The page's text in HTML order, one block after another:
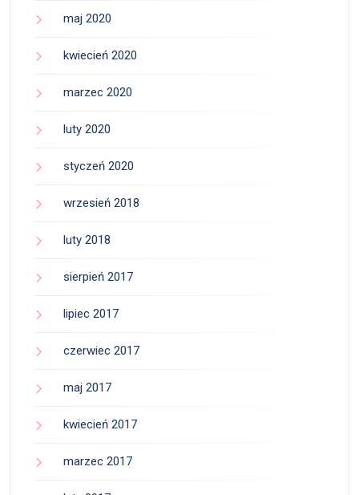
maj 2020
kwiecień 2020
marzec 2020
luty 2020
styczeń 2020
wrzesień 2018
luty 2018
sierpień 2017
lipiec 2017
czerwiec 2017
maj 2017
kwiecień 2017
marzec 2017